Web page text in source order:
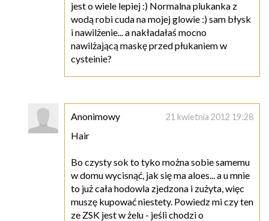
jest o wiele lepiej :) Normalna plukanka z
wodą robi cuda na mojej glowie :) sam błysk
i nawilżenie... a nakładałaś mocno
nawilżającą maskę przed płukaniem w
cysteinie?
Anonimowy 21 kwietnia 2012 19:28
Hair
Bo czysty sok to tyko można sobie samemu
w domu wycisnąć, jak się ma aloes... a u mnie
to już cała hodowla zjedzona i zużyta, więc
muszę kupować niestety. Powiedz mi czy ten
ze ZSK jest w żelu - jeśli chodzi o